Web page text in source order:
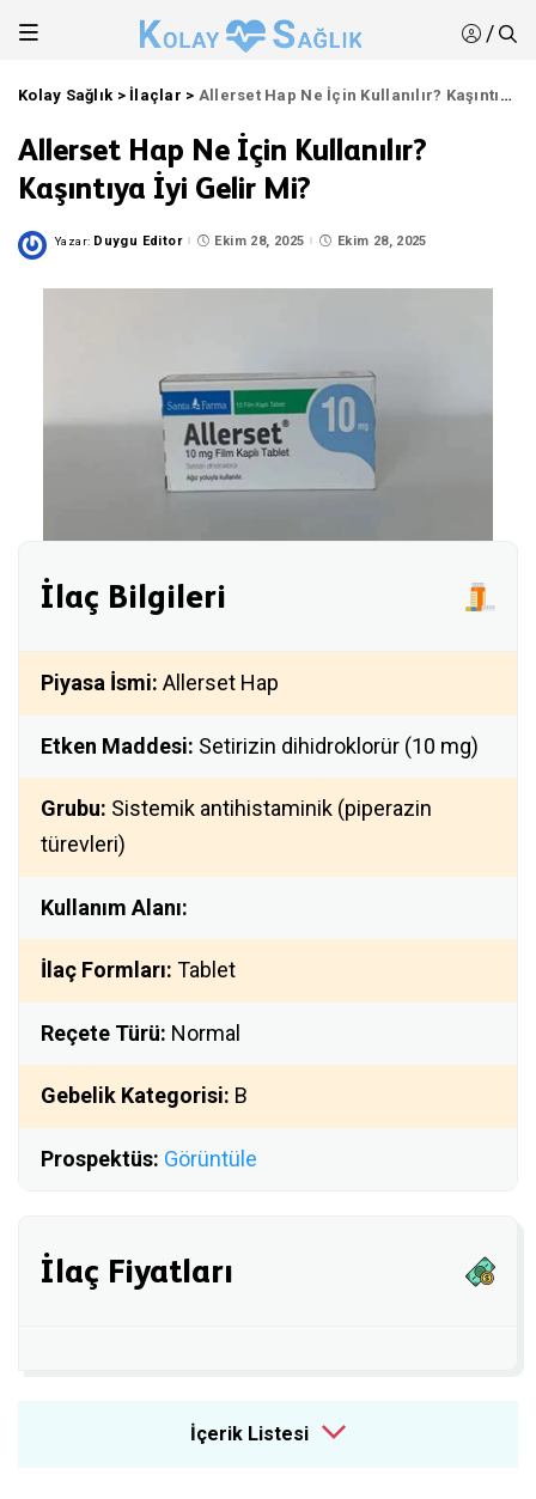
/
Kolay Sağlık> İlaçlar > Allerset Hap Ne İçin Kullanılır? Kaşıntıya İyi Gelir Mi?
Allerset Hap Ne İçin Kullanılır?
Kaşıntıya İyi Gelir Mi?
Posted
Yazar: Duygu Editor Ekim 28, 2025 Ekim 28, 2025
İlaç Bilgileri
Piyasa İsmi: Allerset Hap
Etken Maddesi: Setirizin dihidroklorür (10 mg)
Grubu: Sistemik antihistaminik (piperazin
türevleri)
Kullanım Alanı:
İlaç Formları: Tablet
Reçete Türü: Normal
Gebelik Kategorisi: B
Prospektüs: Görüntüle
İlaç Fiyatları
İçerik Listesi